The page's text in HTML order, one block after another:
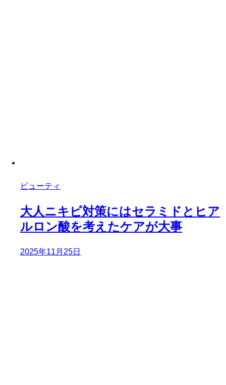
ビューティ
大人ニキビ対策にはセラミドとヒア
ルロン酸を考えたケアが大事
2025年11月25日